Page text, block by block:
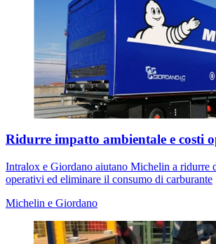
Ridurre impatto ambientale e costi
Intralox e Giordano aiutano Michelin a ridurre
operativi ed eliminare il consumo di carburante
Michelin e Giordano